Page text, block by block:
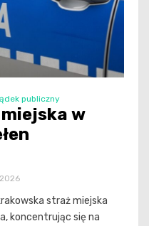
publiczny
w
straż miejska
koncentrując się na